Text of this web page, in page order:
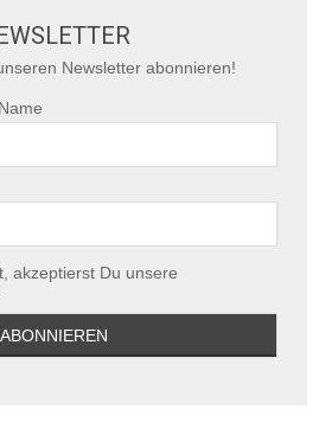
Newsletter abonnieren!
akzeptierst Du unsere